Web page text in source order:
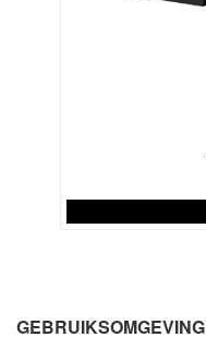
variaties.
GEBRUIKSOMGEVING